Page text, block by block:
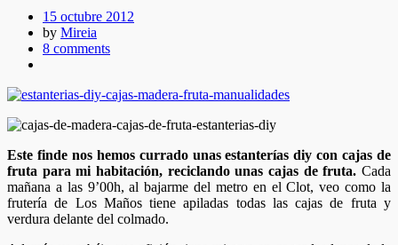
15 octubre 2012
by Mireia
8 comments
Este finde nos hemos currado unas estanterías diy con cajas de
fruta para mi habitación, reciclando unas cajas de fruta. Cada
mañana a las 9’00h, al bajarme del metro en el Clot, veo como la
frutería de Los Maños tiene apiladas todas las cajas de fruta y
verdura delante del colmado.